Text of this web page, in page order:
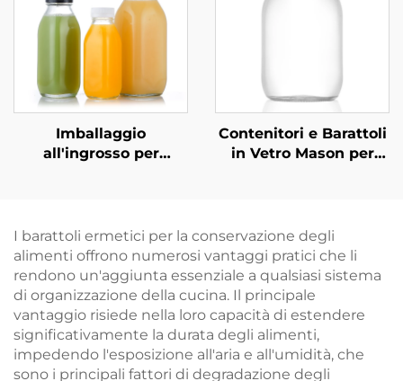
vodka
Imballaggio
all'ingrosso per
Contenitori e Barattoli
in Vetro Mason per
500ml
I barattoli ermetici per la conservazione degli
alimenti offrono numerosi vantaggi pratici che li
rendono un'aggiunta essenziale a qualsiasi sistema
di organizzazione della cucina. Il principale
vantaggio risiede nella loro capacità di estendere
significativamente la durata degli alimenti,
impedendo l'esposizione all'aria e all'umidità, che
sono i principali fattori di degradazione degli